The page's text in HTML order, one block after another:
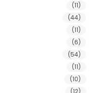
(11)
(44)
(11)
(6)
(54)
(11)
(10)